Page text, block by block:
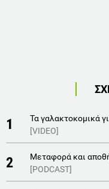
1
Τα γαλακτοκομικά
[VIDEO]
2
Μεταφορά και
[PODCAST]